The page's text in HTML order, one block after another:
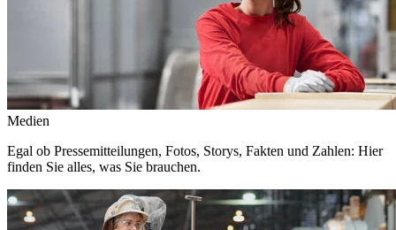
Medien
Egal ob Pressemitteilungen, Fotos, Storys, Fakten und Zahlen: Hier
finden Sie alles, was Sie brauchen.